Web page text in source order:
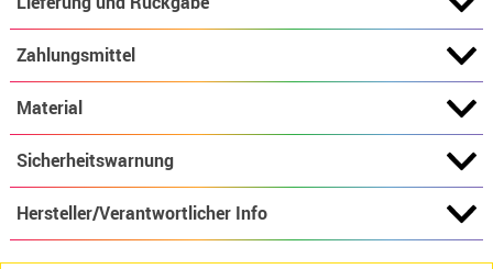
Zahlungsmittel
Material
Sicherheitswarnung
Hersteller/Verantwortlicher Info